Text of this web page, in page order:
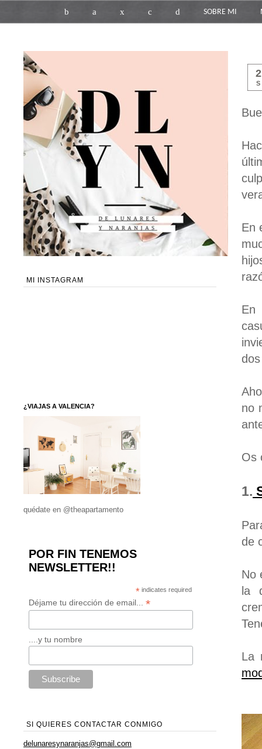
b a x c d SOBRE MI
En
En
no
Os
1.
de
No
la
La
MI INSTAGRAM
¿VIAJAS A VALENCIA?
quédate en @theapartamento
POR FIN TENEMOS
NEWSLETTER!!
* indicates required
Déjame tu dirección de email... *
....y tu nombre
SI QUIERES CONTACTAR CONMIGO
delunaresynaranjas@gmail.com